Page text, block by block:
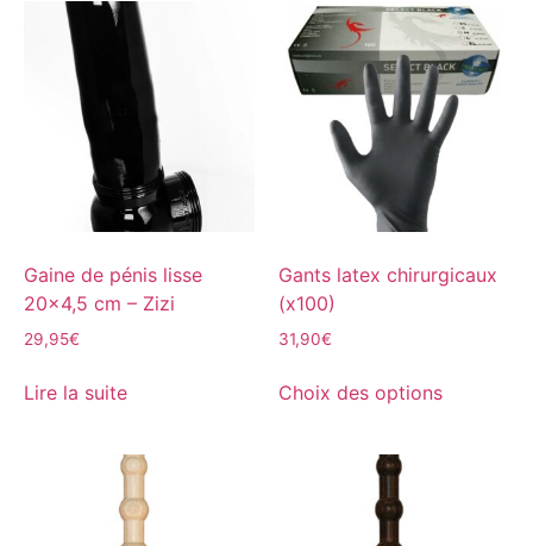
Gaine de pénis lisse
20×4,5 cm – Zizi
29,95€
Lire la suite
Gants latex chirurgicaux
(x100)
31,90€
Choix des options